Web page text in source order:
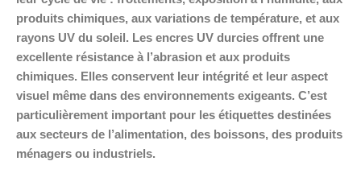
produits chimiques, aux variations de température, et aux
rayons UV du soleil. Les encres UV durcies offrent une
excellente résistance à l’abrasion et aux produits
chimiques. Elles conservent leur intégrité et leur aspect
visuel même dans des environnements exigeants. C’est
particulièrement important pour les étiquettes destinées
aux secteurs de l’alimentation, des boissons, des produits
ménagers ou industriels.